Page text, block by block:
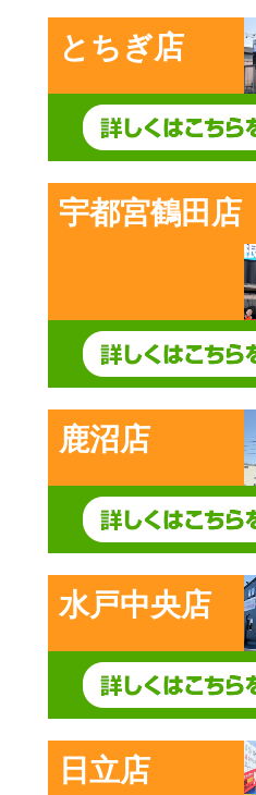
とちぎ店
宇都宮鶴田店
鹿沼店
水戸中央店
日立店